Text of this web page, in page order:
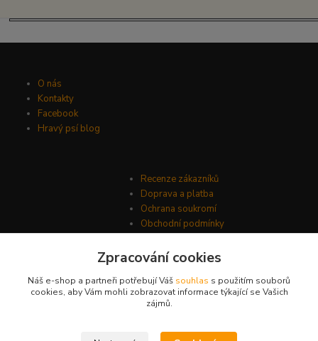
O nás
Kontakty
Facebook
Hravý psí blog
Recenze zákazníků
Doprava a platba
Ochrana soukromí
Obchodní podmínky
Zpracování cookies
Náš e-shop a partneři potřebují Váš souhlas s použitím souborů
cookies, aby Vám mohli zobrazovat informace týkající se Vašich
zájmů.